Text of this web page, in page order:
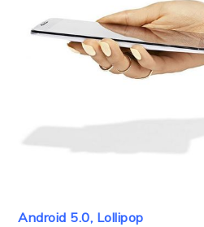
Android 5.0, Lollipop